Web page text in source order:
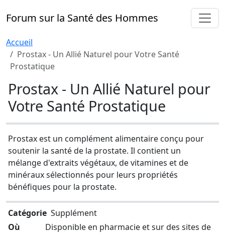
Forum sur la Santé des Hommes
Accueil
Prostax - Un Allié Naturel pour Votre Santé
Prostatique
Prostax - Un Allié Naturel pour
Votre Santé Prostatique
Prostax est un complément alimentaire conçu pour
soutenir la santé de la prostate. Il contient un
mélange d'extraits végétaux, de vitamines et de
minéraux sélectionnés pour leurs propriétés
bénéfiques pour la prostate.
Catégorie Supplément
Où
Disponible en pharmacie et sur des sites de